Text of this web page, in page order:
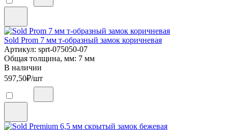
Sold Prom 7 мм т-образный замок коричневая
Артикул: sprt-075050-07
Общая толщина, мм: 7 мм
В наличии
597,50₽/шт